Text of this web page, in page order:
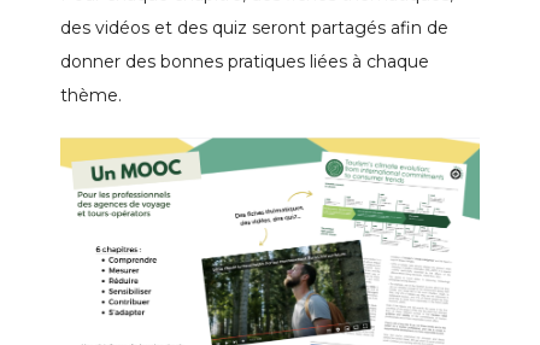
des vidéos et des quiz seront partagés afin de
donner des bonnes pratiques liées à chaque
thème.